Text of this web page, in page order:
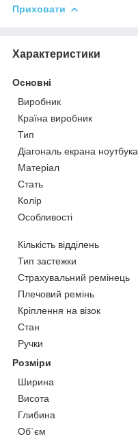
Приховати
Характеристики
Основні
Виробник
Країна виробник
Тип
Діагональ екрана ноутбука
Матеріал
Стать
Колір
Особливості
Кількість відділень
Тип застежки
Страхувальний ремінець
Плечовий ремінь
Кріплення на візок
Стан
Ручки
Розміри
Ширина
Висота
Глибина
Об`єм